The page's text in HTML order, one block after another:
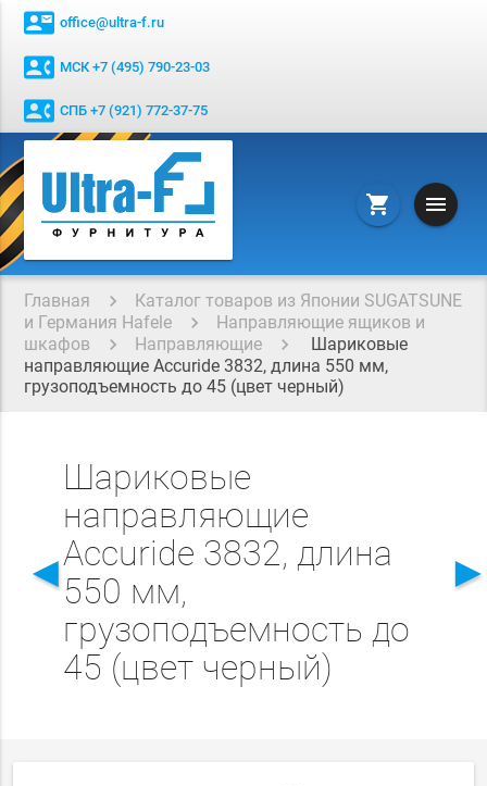
contact_mail office@ultra-f.ru
contact_phone МСК +7 (495) 790-23-03
contact_phone СПБ +7 (921) 772-37-75
shopping_cart menu
Главная
Каталог товаров из Японии SUGATSUNE
и Германия Hafele
Направляющие ящиков и
шкафов
Направляющие
Шариковые
направляющие Accuride 3832, длина 550 мм,
грузоподъемность до 45 (цвет черный)
◄
Шариковые
направляющие
Accuride 3832, длина
550 мм,
грузоподъемность до
45 (цвет черный)